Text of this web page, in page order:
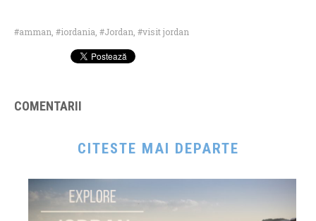
amman, iordania, Jordan, visit jordan
COMENTARII
CITESTE MAI DEPARTE